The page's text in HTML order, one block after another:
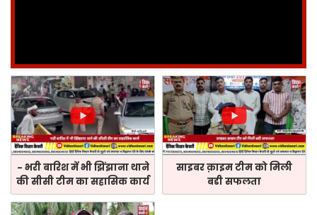
- भरी बारिश में भी झिंझाना थाने
की सीसी टीम का सहासिक कार्य
साइबर क़ाइम टीम को मिली
बडी सफलता